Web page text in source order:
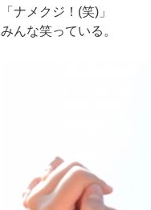
「ナメクジ！(笑)」
みんな笑っている。